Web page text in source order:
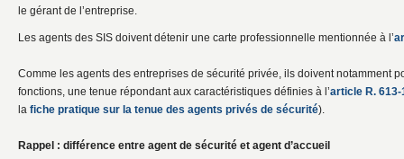
le gérant de l’entreprise.
Les agents des SIS doivent détenir une carte professionnelle mentionnée à l’
Comme les agents des entreprises de sécurité privée, ils doivent notamment
fonctions, une tenue répondant aux caractéristiques définies à l’article R. 613-
la fiche pratique sur la tenue des agents privés de sécurité).
Rappel : différence entre agent de sécurité et agent d’accueil